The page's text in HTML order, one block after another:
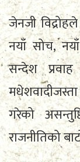
जेनजी
नयाँ सोच,
सन्देश
गरेको
राजनीतिको